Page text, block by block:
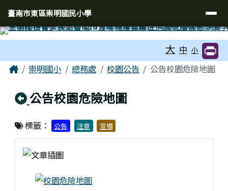
臺南市東區崇明國民小學
導覽列
臺南市東區崇明國民小學
大 中 小
主內容區域
Home崇明國小 總務處 校園公告 公告校園危險地圖
回上頁
公告校園危險地圖
標籤： 公告 注意 宣導
頁尾區域